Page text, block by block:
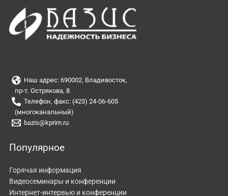
Наш адрес: 690002, Владивосток,
пр-т. Острякова, 8
Телефон, факс: (423) 24-06-605
(многоканальный)
bazis@kprim.ru
Популярное
Горячая информация
Видеосеминары и конференции
Интернет-интервью и конференции